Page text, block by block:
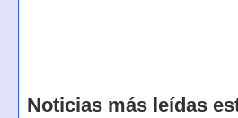
Noticias más leídas